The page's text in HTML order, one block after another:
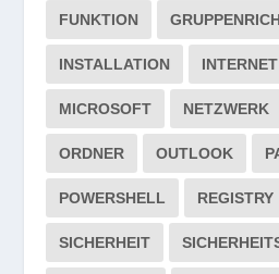
FUNKTION
INSTALLATION INTERNET
MICROSOFT NETZWERK
ORDNER OUTLOOK
POWERSHELL REGISTRY
SICHERHEIT